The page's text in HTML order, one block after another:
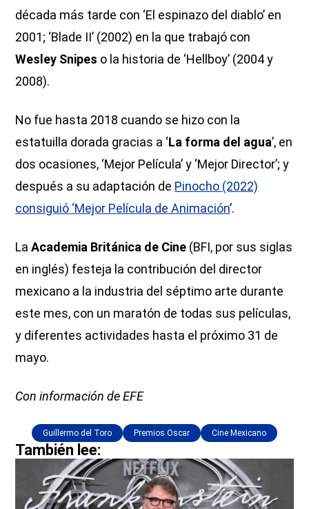
década más tarde con ‘El espinazo del diablo’ en
2001; ‘Blade II’ (2002) en la que trabajó con
Wesley Snipes o la historia de ‘Hellboy’ (2004 y
2008).
No fue hasta 2018 cuando se hizo con la
estatuilla dorada gracias a ‘La forma del agua’, en
dos ocasiones, ‘Mejor Película’ y ‘Mejor Director’; y
después a su adaptación de Pinocho (2022)
consiguió ‘Mejor Película de Animación’.
LaAcademia Británica de Cine (BFI, por sus siglas
en inglés) festeja la contribución del director
mexicano a la industria del séptimo arte durante
este mes, con un maratón de todas sus películas,
y diferentes actividades hasta el próximo 31 de
mayo.
Con información de EFE
Guillermo del Toro Premios Oscar Cine Mexicano
También lee: